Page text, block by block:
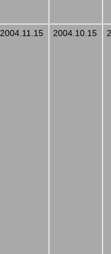
2004.11.15 2004.10.15